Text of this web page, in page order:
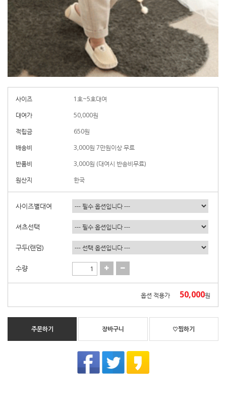
사이즈
1호~5호대여
대여가
50,000원
적립금
650원
배송비
3,000원 7만원이상 무료
반품비
3,000원 (대여시 반송비무료)
원산지
한국
사이즈별대여
셔츠선택
구두(랜덤)
수량
옵션 적용가 50,000원
주문하기 장바구니 ♡찜하기